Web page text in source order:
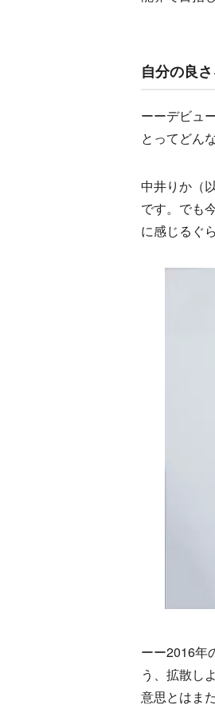
自分の良
ーーデビュ
とってどん
中井りか（
です。でも
に感じるぐ
ーー2016年
う、拡散し
意思とはま